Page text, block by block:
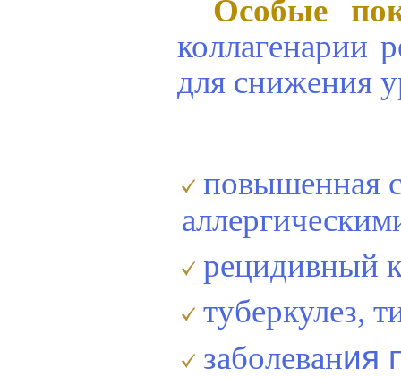
Особые
коллагенарии
для снижения
повышенная
рецидивный
туберкулез,
заболевания